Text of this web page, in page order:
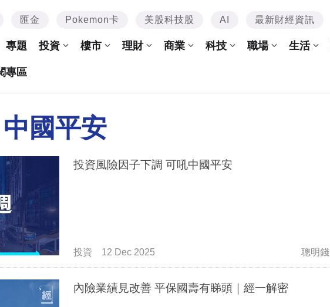
匯金 Pokemon卡 美股科技股 AI 最新財經資訊
專題 投資 樓市 理財 商業 科技 職場 生活
專區
中國平安
投資風險因子下調 可吼中國平安
投資 12 Dec 2025 聰明錢
內險業績見改善 平保國壽有睇頭｜經一解密